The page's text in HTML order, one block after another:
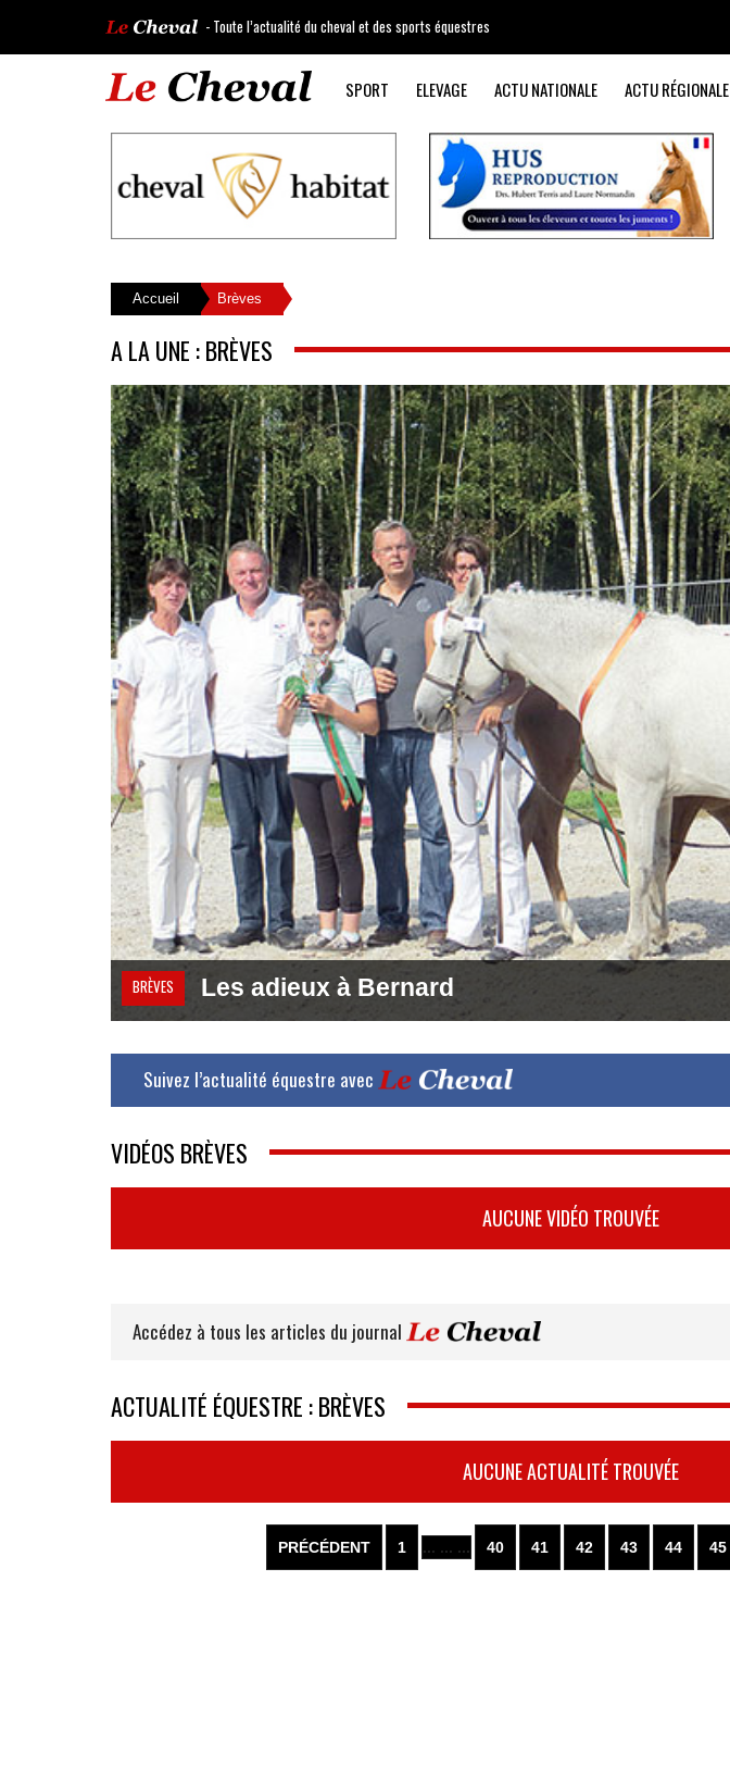
- Toute l’actualité du cheval et des sports équestres
SPORT ELEVAGE ACTU NATIONALE ACTU RÉGIONALE
Accueil Brèves
A LA UNE : BRÈVES
BRÈVES Les adieux à Bernard
Suivez l’actualité équestre avec
VIDÉOS BRÈVES
AUCUNE VIDÉO TROUVÉE
Accédez à tous les articles du journal
ACTUALITÉ ÉQUESTRE : BRÈVES
AUCUNE ACTUALITÉ TROUVÉE
PRÉCÉDENT 1 ... ... ... 40 41 42 43 44 45